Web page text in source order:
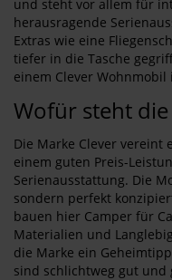
und steht vor allem für
herausragende
Extras wie eine
tiefer in die Tasche
einem Clever Wohnmobil
Wofür steht
Die Marke Clever vereint
einem guten Preis-
Serienausstattung. Die
sondern perfekt
bauen hier Camper für
Materialien und
die Marke ein
sind schlichtweg gut und